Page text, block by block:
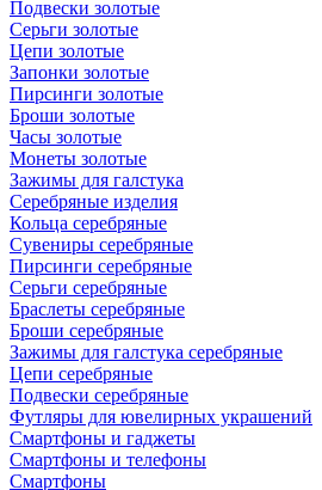
Подвески золотые
Серьги золотые
Цепи золотые
Запонки золотые
Пирсинги золотые
Броши золотые
Часы золотые
Монеты золотые
Зажимы для галстука
Серебряные изделия
Кольца серебряные
Сувениры серебряные
Пирсинги серебряные
Серьги серебряные
Браслеты серебряные
Броши серебряные
Зажимы для галстука серебряные
Цепи серебряные
Подвески серебряные
Футляры для ювелирных украшений
Смартфоны и гаджеты
Смартфоны и телефоны
Смартфоны